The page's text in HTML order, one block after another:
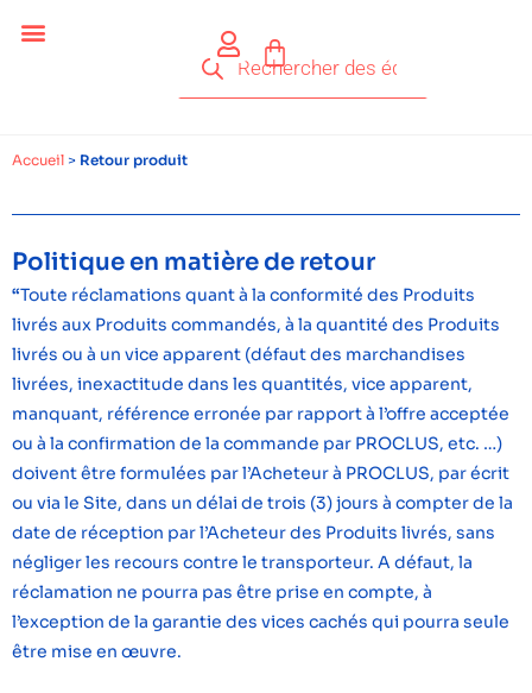
Accueil > Retour produit
Politique en matière de retour
“Toute réclamations quant à la conformité des Produits
livrés aux Produits commandés, à la quantité des Produits
livrés ou à un vice apparent (défaut des marchandises
livrées, inexactitude dans les quantités, vice apparent,
manquant, référence erronée par rapport à l’offre acceptée
ou à la confirmation de la commande par PROCLUS, etc. …)
doivent être formulées par l’Acheteur à PROCLUS, par écrit
ou via le Site, dans un délai de trois (3) jours à compter de la
date de réception par l’Acheteur des Produits livrés, sans
négliger les recours contre le transporteur. A défaut, la
réclamation ne pourra pas être prise en compte, à
l’exception de la garantie des vices cachés qui pourra seule
être mise en œuvre.